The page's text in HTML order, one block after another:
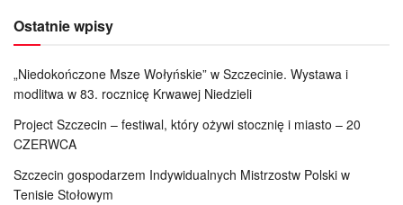
Ostatnie wpisy
„Niedokończone Msze Wołyńskie” w Szczecinie. Wystawa i
modlitwa w 83. rocznicę Krwawej Niedzieli
Project Szczecin – festiwal, który ożywi stocznię i miasto – 20
CZERWCA
Szczecin gospodarzem Indywidualnych Mistrzostw Polski w
Tenisie Stołowym